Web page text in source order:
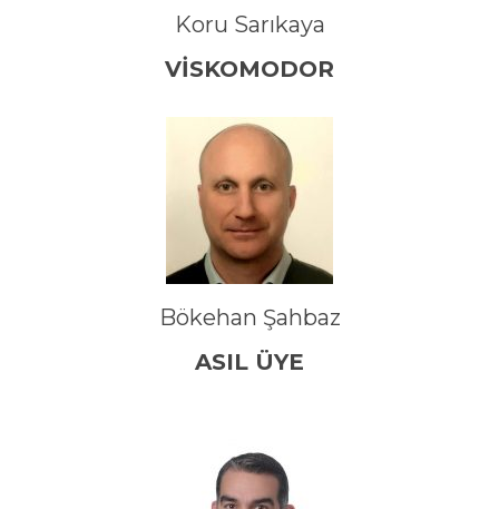
Koru Sarıkaya
VİSKOMODOR
Bökehan Şahbaz
ASIL ÜYE